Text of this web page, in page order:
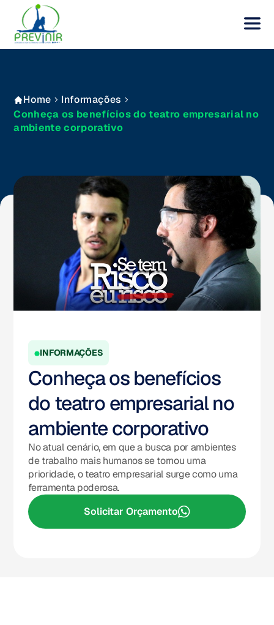
Home
Informações
Conheça os benefícios do teatro empresarial no
ambiente corporativo
INFORMAÇÕES
Conheça os benefícios
do teatro empresarial no
ambiente corporativo
No atual cenário, em que a busca por ambientes
de trabalho mais humanos se tornou uma
prioridade, o teatro empresarial surge como uma
ferramenta poderosa.
Solicitar Orçamento